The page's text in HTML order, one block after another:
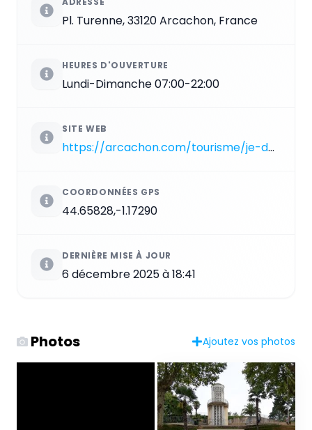
Pl. Turenne, 33120 Arcachon, France
HEURES D'OUVERTURE
Lundi-Dimanche 07:00-22:00
SITE WEB
https://arcachon.com/tourisme/je-decouvre/lieux-dexception/le-parc-mauresque
COORDONNÉES GPS
44.65828,-1.17290
DERNIÈRE MISE À JOUR
6 décembre 2025 à 18:41
Photos Ajoutez vos photos